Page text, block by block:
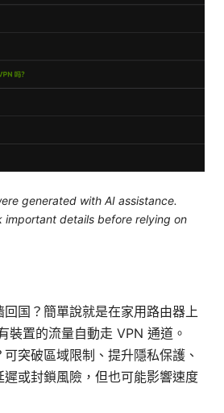
generated with AI assistance.
important details before relying on
国？簡單說就是在家用路由器上
裝置的流量自動走 VPN 通道。
突破區域限制、提升隱私保護、
遲或封鎖風險，但也可能影響速度